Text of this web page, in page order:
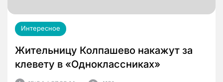
Интересное
Жительницу Колпашево накажут за
клевету в «Одноклассниках»